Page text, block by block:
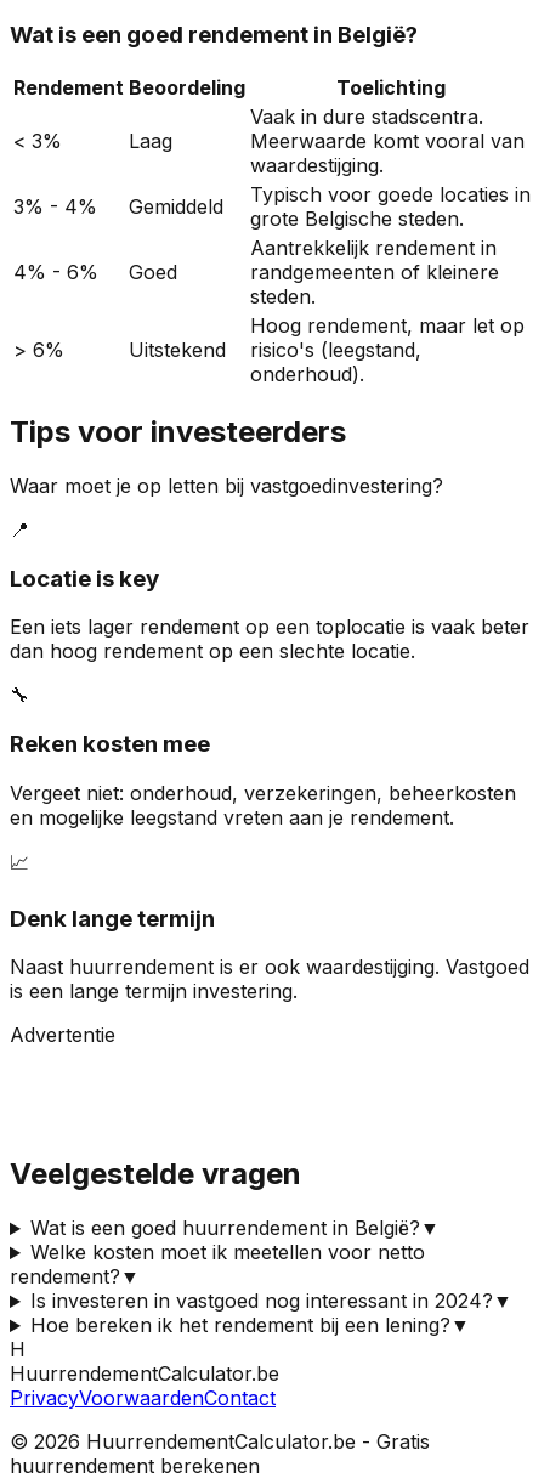
Wat is een goed rendement in België?
Rendement Beoordeling Toelichting
< 3% Laag
Vaak in dure stadscentra.
Meerwaarde komt vooral van
waardestijging.
3% - 4%
Gemiddeld
Typisch voor goede locaties in
grote Belgische steden.
4% - 6% Goed
Aantrekkelijk rendement in
randgemeenten of kleinere
steden.
> 6% Uitstekend
Hoog rendement, maar let op
risico's (leegstand,
onderhoud).
Tips voor investeerders
Waar moet je op letten bij vastgoedinvestering?
📍
Locatie is key
Een iets lager rendement op een toplocatie is vaak beter
dan hoog rendement op een slechte locatie.
🔧
Reken kosten mee
Vergeet niet: onderhoud, verzekeringen, beheerkosten
en mogelijke leegstand vreten aan je rendement.
📈
Denk lange termijn
Naast huurrendement is er ook waardestijging. Vastgoed
is een lange termijn investering.
Advertentie
Veelgestelde vragen
Wat is een goed huurrendement in België? ▼
Welke kosten moet ik meetellen voor netto
rendement? ▼
Is investeren in vastgoed nog interessant in 2024? ▼
Hoe bereken ik het rendement bij een lening? ▼
H
HuurrendementCalculator.be
PrivacyVoorwaardenContact
© 2026 HuurrendementCalculator.be - Gratis
huurrendement berekenen